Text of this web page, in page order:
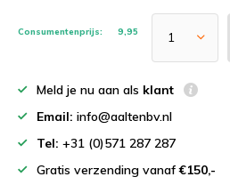
Consumentenprijs: 9,95
Meld je nu aan als klant
Email: info@aaltenbv.nl
Tel: +31 (0)571 287 287
Gratis verzending vanaf€150,-